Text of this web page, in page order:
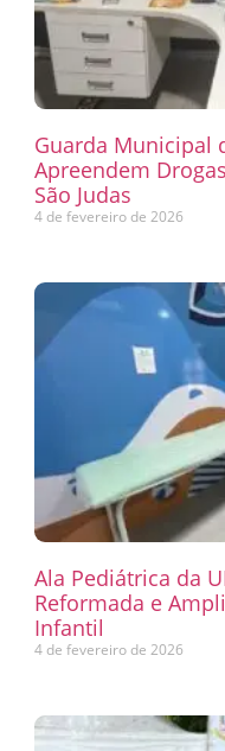
Guarda Municipal
Apreendem
São Judas
4 de fevereiro de 2026
Ala Pediátrica da
Reformada e
Infantil
4 de fevereiro de 2026